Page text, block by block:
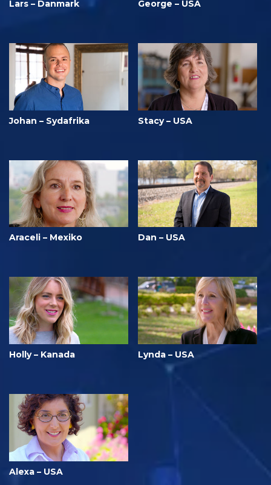
Lars – Danmark George – USA
Johan – Sydafrika Stacy – USA
Araceli – Mexiko Dan – USA
Holly – Kanada Lynda – USA
Alexa – USA